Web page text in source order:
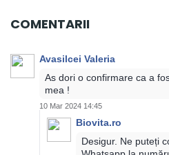
COMENTARII
Avasilcei Valeria
As dori o confirmare ca a
mea !
10 Mar 2024 14:45
Biovita.ro
Desigur. Ne puteți